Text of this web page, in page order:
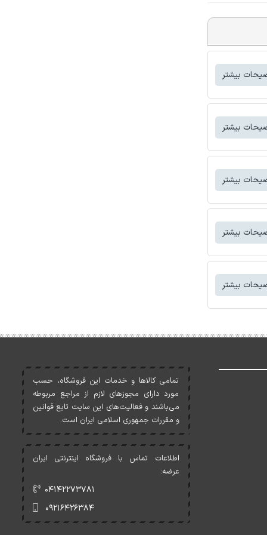
بیشتر
بیشتر
بیشتر
بیشتر
بیشتر
تمامی کالاها و خدمات اين فروشگاه، حسب
مورد دارای مجوزهای لازم از مراجع مربوطه
می‌باشند و فعاليت‌های اين سايت تابع قوانين
و مقررات جمهوری اسلامی ايران است.
اطلاعات تماس با فروشگاه اینترنتی ایران
عرضه:
۰۴۱۴۲۲۷۳۷۸۱
۰۹۲۱۶۴۲۶۳۸۴